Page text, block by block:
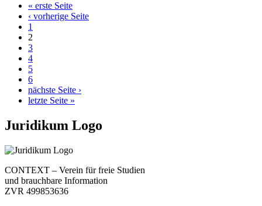
« erste Seite
‹ vorherige Seite
1
2
3
4
5
6
nächste Seite ›
letzte Seite »
Juridikum Logo
CONTEXT – Verein für freie Studien
und brauchbare Information
ZVR 499853636